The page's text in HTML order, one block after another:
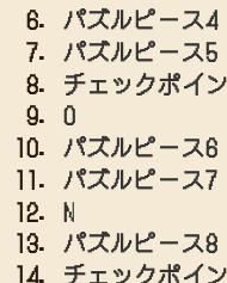
パズルピース4
パズルピース5
チェックポイ
O
パズルピース6
パズルピース7
N
パズルピース8
チェックポイ